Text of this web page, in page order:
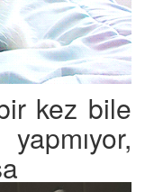
kez bile